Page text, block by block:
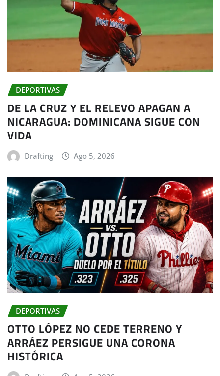
DEPORTIVAS
DE LA CRUZ Y EL RELEVO APAGAN A
NICARAGUA: DOMINICANA SIGUE CON
VIDA
Drafting Ago 5, 2026
DEPORTIVAS
OTTO LÓPEZ NO CEDE TERRENO Y
ARRÁEZ PERSIGUE UNA CORONA
HISTÓRICA